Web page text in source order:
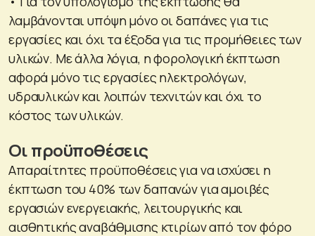
λαμβάνονται υπόψη μόνο οι δαπάνες για τις
εργασίες και όχι τα έξοδα για τις προμήθειες των
υλικών. Με άλλα λόγια, η φορολογική έκπτωση
αφορά μόνο τις εργασίες ηλεκτρολόγων,
υδραυλικών και λοιπών τεχνιτών και όχι το
κόστος των υλικών.
Οι προϋποθέσεις
Απαραίτητες προϋποθέσεις για να ισχύσει η
έκπτωση του 40% των δαπανών για αμοιβές
εργασιών ενεργειακής, λειτουργικής και
αισθητικής αναβάθμισης κτιρίων από τον φόρο